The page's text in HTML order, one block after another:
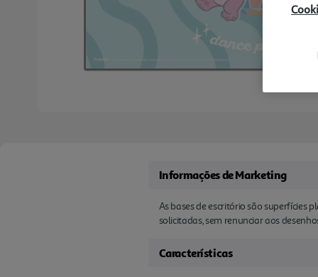
Informações de Marketing
As bases de escritório são superfícies
solicitadas, sem renunciar aos
Características